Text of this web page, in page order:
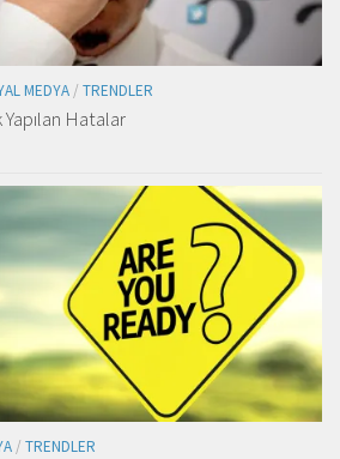
MEDYA / TRENDLER
Hatalar
/ TRENDLER